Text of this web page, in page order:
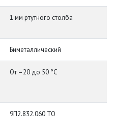
1 мм ртутного столба
Биметаллический
От –20 до 50 °C
9П2.832.060 ТО